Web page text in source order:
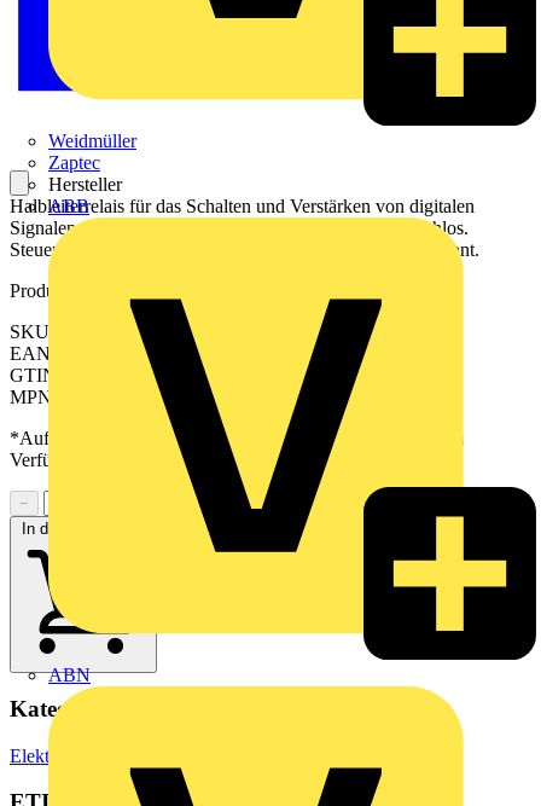
Weidmüller
Zaptec
Hersteller
ABB
ABN
Halbleiterrelais für das Schalten und Verstärken von digitalen
Signalen. Das Relais arbeitet verschleißfrei und geräuschlos.
Steuerstromkreis und Laststromkreis sind galvanisch getrennt.
Produktkennzeichen
SKU: 2618640000
EAN: 04050118670196
GTIN: 04050118670196
MPN: TOP 24VUC 48VDC0.1A
*Auf Anfrage verfügbar - bitte in den Warenkorb legen, um
Verfügbarkeit zu prüfen
−
In den Warenkorb
Kategorien
Elektronische Bauteile